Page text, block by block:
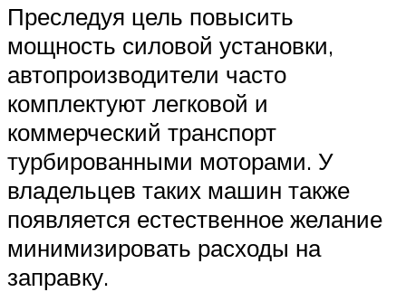
Преследуя цель повысить
мощность силовой установки,
автопроизводители часто
комплектуют легковой и
коммерческий транспорт
турбированными моторами. У
владельцев таких машин также
появляется естественное желание
минимизировать расходы на
заправку.